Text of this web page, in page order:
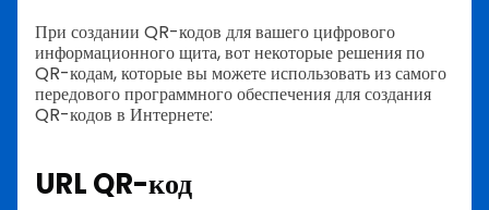
При создании QR-кодов для вашего цифрового
информационного щита, вот некоторые решения по
QR-кодам, которые вы можете использовать из самого
передового программного обеспечения для создания
QR-кодов в Интернете:
URL QR-код